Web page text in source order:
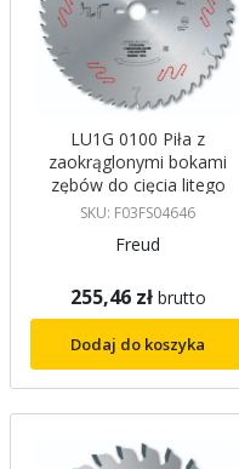
LU1G 0100 Piła z
zaokrąglonymi bokami
zębów do cięcia litego
drewna - 250 x 3 / 2 x 30
SKU: F03FS04646
Freud
255,46 zł brutto
Dodaj do koszyka